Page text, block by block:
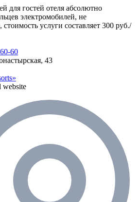
для гостей отеля абсолютно
электромобилей, не
услуги составляет 300 руб./
60
43